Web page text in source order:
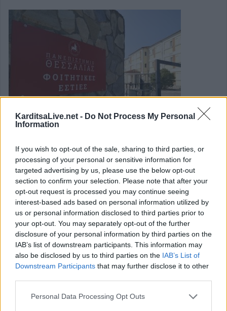
KarditsaLive.net - Do Not Process My Personal
Information
If you wish to opt-out of the sale, sharing to third parties, or
processing of your personal or sensitive information for
targeted advertising by us, please use the below opt-out
section to confirm your selection. Please note that after your
opt-out request is processed you may continue seeing
interest-based ads based on personal information utilized by
us or personal information disclosed to third parties prior to
your opt-out. You may separately opt-out of the further
disclosure of your personal information by third parties on the
IAB’s list of downstream participants. This information may
also be disclosed by us to third parties on the IAB’s List of
Downstream Participants that may further disclose it to other
Personal Data Processing Opt Outs
Πανεπιστήμιο Θεσσαλίας: Ανακοίνωση
αποτελεσμάτων στέγασης στις
Φοιτητικές Εστίες Λάρισας & Καρδίτσας
Ενημερώνουμε τους φοιτητές/τριες του Πανεπιστημίου
Θεσσαλίας ότι έχουν αναρτηθεί τα αποτελέσματα των
αιτήσεων για διαμονή στις Φοιτητικές Εστίες Λάρισας και
Καρδίτσας για το ακαδ. έτος 2025-2026.